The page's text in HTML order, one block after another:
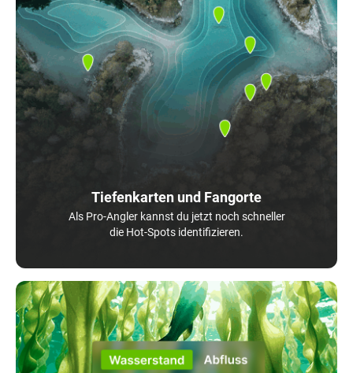
Tiefenkarten und Fangorte
Als Pro-Angler kannst du jetzt noch schneller
die Hot-Spots identifizieren.